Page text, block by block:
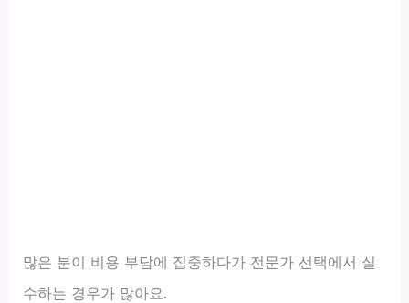
많은 분이 비용 부담에 집중하다가 전문가 선택에서 실
수하는 경우가 많아요.